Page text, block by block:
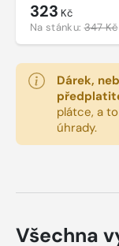
323 Kč
Na stánku:347 Kč
Dárek,
plátce, a
úhrady.
Všechna